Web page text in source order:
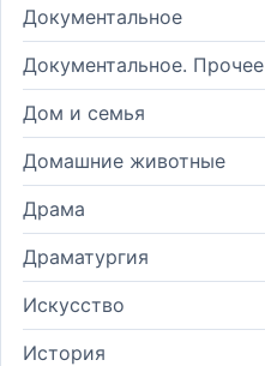
Документальное
Документальное. Прочее
Дом и семья
Домашние животные
Драма
Драматургия
Искусство
История